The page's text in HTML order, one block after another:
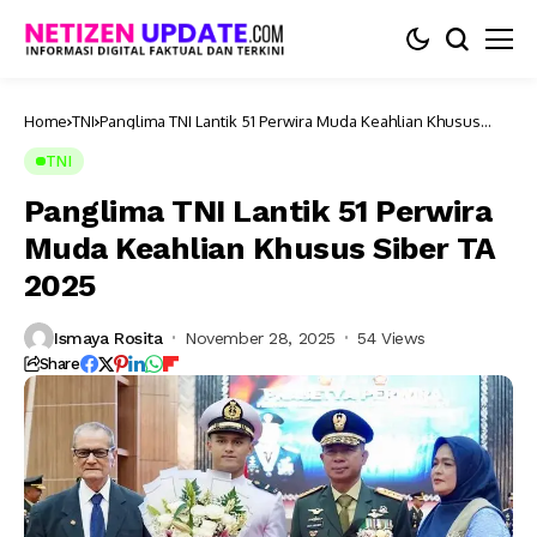
Home TNI Panglima TNI Lantik 51 Perwira Muda Keahlian Khusus
TNI
Panglima TNI Lantik 51 Perwira
Muda Keahlian Khusus Siber TA
2025
Ismaya Rosita November 28, 2025 54 Views
Share